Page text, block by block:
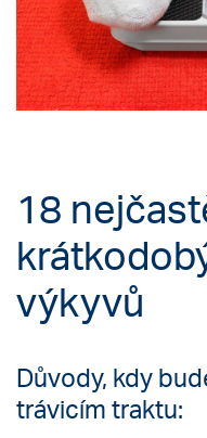
18
výkyvů
Důvody, kdy
trávicím traktu: